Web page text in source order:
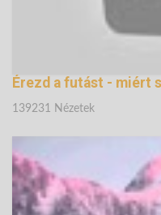
Érezd a futást - miért
139231 Nézetek